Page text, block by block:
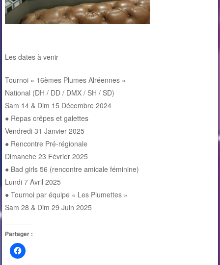
Les dates à venir
Tournoi « 16èmes Plumes Alréennes »
National (DH / DD / DMX / SH / SD)
Sam 14 & Dim 15 Décembre 2024
● Repas crêpes et galettes
Vendredi 31 Janvier 2025
● Rencontre Pré-régionale
Dimanche 23 Février 2025
● Bad girls 56 (rencontre amicale féminine)
Lundi 7 Avril 2025
● Tournoi par équipe « Les Plumettes »
Sam 28 & Dim 29 Juin 2025
Partager :